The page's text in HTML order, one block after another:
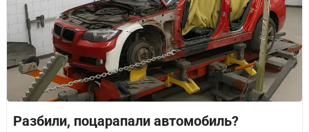
Разбили, поцарапали автомобиль?